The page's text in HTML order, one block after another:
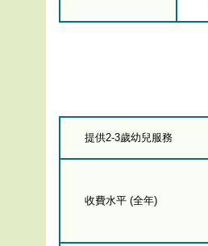
提供2-3歲幼兒服務
收費水平 (全年)